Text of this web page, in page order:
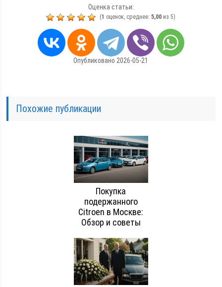
Оценка статьи:
(1 оценок, среднее:5,00 из 5)
Опубликовано 2026-05-21
Похожие публикации
Покупка
подержанного
Citroen в Москве:
Обзор и советы